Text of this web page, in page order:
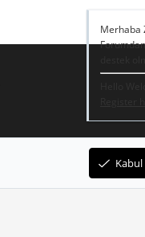
Gizlilik Politikası –
Merhaba
Kabul